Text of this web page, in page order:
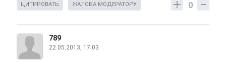
0
ЦИТИРОВАТЬ ЖАЛОБА МОДЕРАТОРУ
789
22.05.2013, 17:03